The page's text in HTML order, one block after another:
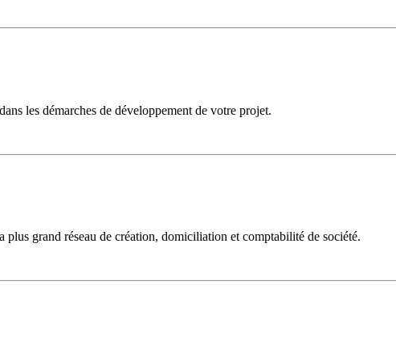
les démarches de développement de votre projet.
grand réseau de création, domiciliation et comptabilité de société.